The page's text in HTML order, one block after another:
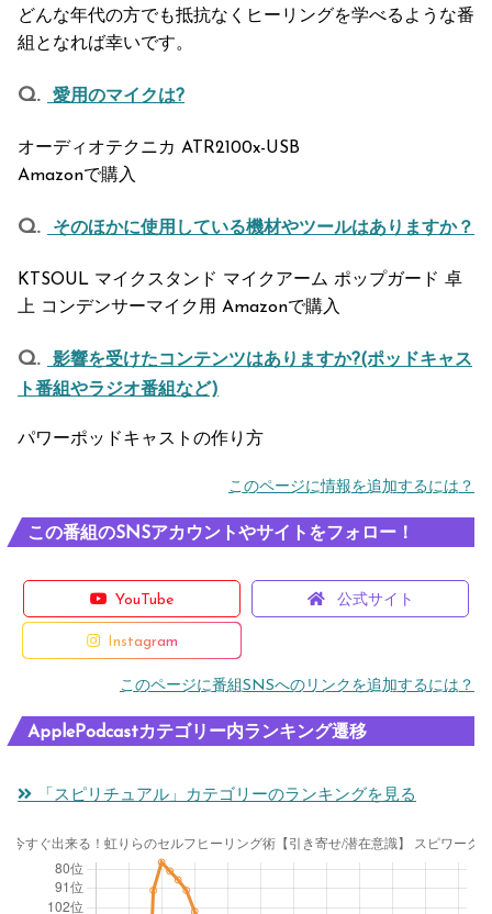
どんな年代の方でも抵抗なくヒーリングを学べるような番
組となれば幸いです。
愛用のマイクは?
オーディオテクニカ ATR2100x-USB
Amazonで購入
そのほかに使用している機材やツールはありますか？
KTSOUL マイクスタンド マイクアーム ポップガード 卓
上 コンデンサーマイク用 Amazonで購入
影響を受けたコンテンツはありますか?(ポッドキャス
ト番組やラジオ番組など)
パワーポッドキャストの作り方
このページに情報を追加するには？
この番組のSNSアカウントやサイトをフォロー！
YouTube 公式サイト
Instagram
このページに番組SNSへのリンクを追加するには？
ApplePodcastカテゴリー内ランキング遷移
「スピリチュアル」カテゴリーのランキングを見る